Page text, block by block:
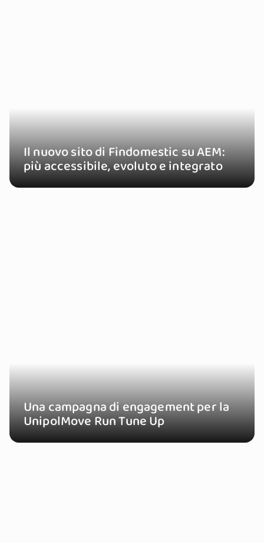
Il nuovo sito di Findomestic su AEM:
più accessibile, evoluto e integrato
Una campagna di engagement per la
UnipolMove Run Tune Up